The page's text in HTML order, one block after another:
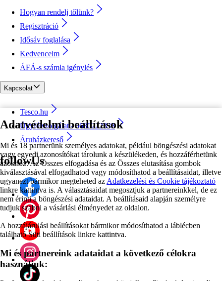
Adatvédelmi beállítások
Mi és 18 partnerünk személyes adatokat, például böngészési adatokat
vagy egyedi azonosítókat tárolunk a készülékeden, és hozzáférhetünk
azokhoz. Az Összes elfogadása és az Összes elutasítása gombok
kiválasztásával elfogadhatod vagy módosíthatod a beállításaidat, illetve
ugyanezt bármikor megteheted az Adatkezelési és Cookie tájékoztató
linkre kattintva is. A választásaidat megosztjuk a partnereinkkel, de ez
nem érinti a böngészési adataidat. A beállításaid alapján személyre
tudjuk szabni a vásárlási élményedet az oldalon.
A hozzájárulási beállításokat bármikor módosíthatod a láblécben
található Süti beállítások linkre kattintva.
Mi és partnereink adataidat a következő célokra
használjuk:
Hogyan rendelj tőlünk?
Regisztráció
Idősáv foglalása
Kedvenceim
ÁFÁ-s számla igénylés
Kapcsolat
Tesco.hu
Ügyfélszolgálat - 0680222333
Áruházkereső
followUs